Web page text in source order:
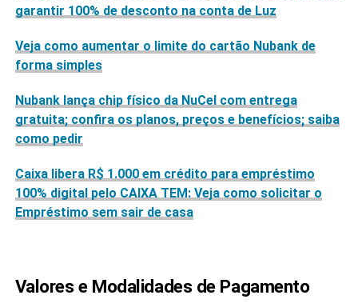
garantir 100% de desconto na conta de Luz
Veja como aumentar o limite do cartão Nubank de
forma simples
Nubank lança chip físico da NuCel com entrega
gratuita; confira os planos, preços e benefícios; saiba
como pedir
Caixa libera R$ 1.000 em crédito para empréstimo
100% digital pelo CAIXA TEM: Veja como solicitar o
Empréstimo sem sair de casa
Valores e Modalidades de Pagamento